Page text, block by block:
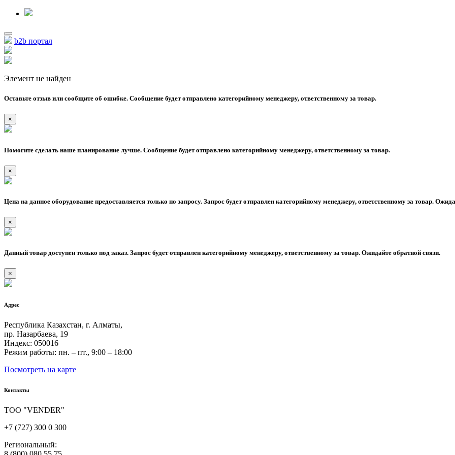
b2b портал
Элемент не найден
Оставьте отзыв или сообщите об ошибке. Сообщение будет отправлено категорийному менеджеру, ответственному за товар.
×
Помогите сделать наше планирование лучше. Сообщение будет отправлено категорийному менеджеру, ответственному за товар.
×
Цена на данное оборудование предоставляется только по запросу. Запрос будет отправлен категорийному менеджеру, ответственному за товар.
×
Данный товар доступен только под заказ. Запрос будет отправлен категорийному менеджеру, ответственному за товар. Ожидайте обратной связи.
×
Адрес
Республика Казахстан, г. Алматы,
пр. Назарбаева, 19
Индекс: 050016
Режим работы: пн. – пт., 9:00 – 18:00
Посмотреть на карте
Контакты
ТОО "VENDER"
+7 (727) 300 0 300
Региональный: